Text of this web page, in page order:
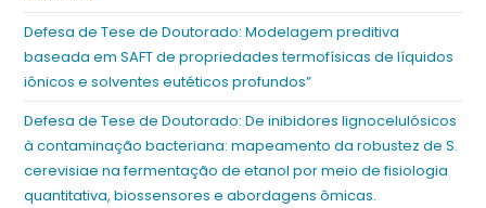
Defesa de Tese de Doutorado: Modelagem preditiva
baseada em SAFT de propriedades termofísicas de líquidos
iônicos e solventes eutéticos profundos”
Defesa de Tese de Doutorado: De inibidores lignocelulósicos
à contaminação bacteriana: mapeamento da robustez de S.
cerevisiae na fermentação de etanol por meio de fisiologia
quantitativa, biossensores e abordagens ômicas.